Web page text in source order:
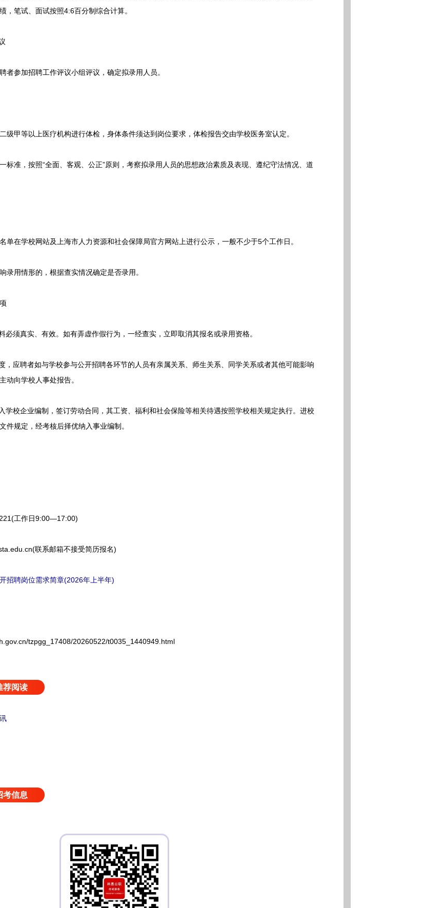
，笔试、面试按照4:6百分制综合计算。
参加招聘工作评议小组评议，确定拟录用人员。
甲等以上医疗机构进行体检，身体条件须达到岗位要求，体检报告交由学校医务室认定。
准，按照“全面、客观、公正”原则，考察拟录用人员的思想政治素质及表现、遵纪守法情况、道
在学校网站及上海市人力资源和社会保障局官方网站上进行公示，一般不少于5个工作日。
用情形的，根据查实情况确定是否录用。
须真实、有效。如有弄虚作假行为，一经查实，立即取消其报名或录用资格。
应聘者如与学校参与公开招聘各环节的人员有亲属关系、师生关系、同学关系或者其他可能影响
动向学校人事处报告。
校企业编制，签订劳动合同，其工资、福利和社会保险等相关待遇按照学校相关规定执行。进校
件规定，经考核后择优纳入事业编制。
工作日9:00—17:00)
联系邮箱不接受简历报名)
招聘岗位需求简章(2026年上半年)
tzpgg_17408/20260522/t0035_1440949.html
荐阅读
考信息